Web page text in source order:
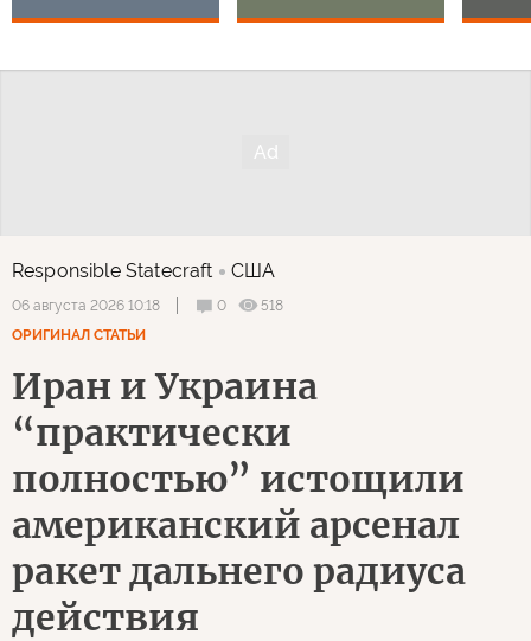
Responsible Statecraft США
06 августа 2026 10:18 0
518
ОРИГИНАЛ СТАТЬИ
Иран и Украина
“практически
полностью” истощили
американский арсенал
ракет дальнего радиуса
действия